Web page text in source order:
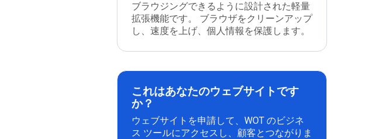
ブラウジングできるように設計された軽量
拡張機能です。 ブラウザをクリーンアップ
し、速度を上げ、個人情報を保護します。
これはあなたのウェブサイトです
か？
ウェブサイトを申請して、WOT のビジネ
ス ツールにアクセスし、顧客とつながりま